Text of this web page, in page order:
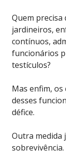
Quem
jardineiros,
contínuos,
funcionários
testículos?
Mas enfim,
desses
défice.
Outra medida
sobrevivência.